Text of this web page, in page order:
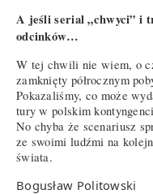
A jeśli serial „chwyci” i
odcinków…
W tej chwili nie wiem, o
zamknięty półrocznym
Pokazaliśmy, co może
tury w polskim
No chyba że scenariusz
ze swoimi ludźmi na
świata.
Bogusław Politowski